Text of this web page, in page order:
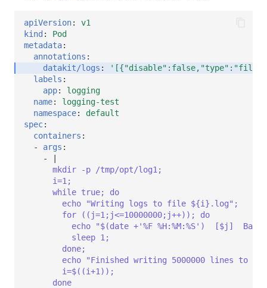
apiVersion:
v1
kind :
Pod
metadata:
annotations :
datakit/logs :
labels :
app:
logging
name:
logging-test
namespace:
default
spec:
containers :
-
args :
-
|
mkdir -p /tmp/opt/log1;
i=1;
while true; do
echo "Writing logs to file ${i}.log";
for ((j=1;j<=10000000;j++)); do
echo "$(date +'%F %H:%M:%S')  [$j]
sleep 1;
done;
echo "Finished writing 5000000 lines to
i=$((i+1));
done